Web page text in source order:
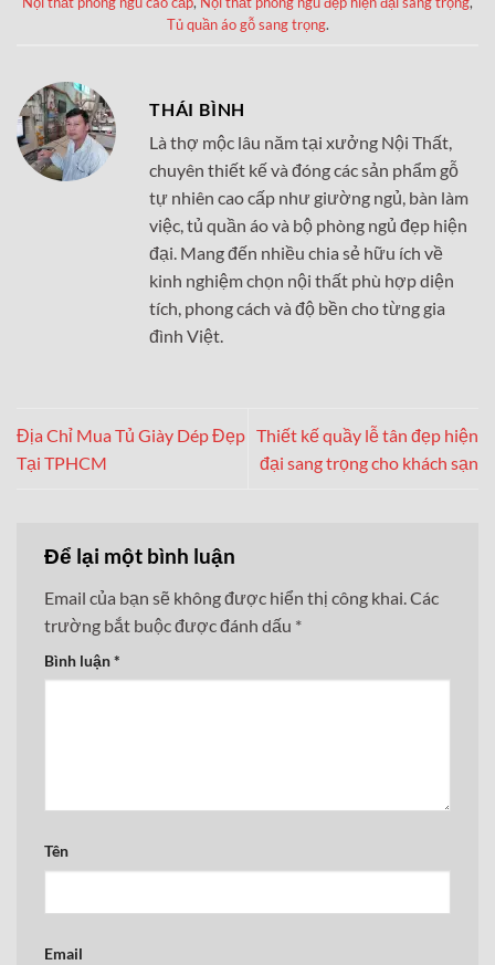
Tủ quần áo gỗ sang trọng.
THÁI BÌNH
Là thợ mộc lâu năm tại xưởng Nội Thất,
chuyên thiết kế và đóng các sản phẩm gỗ
tự nhiên cao cấp như giường ngủ, bàn làm
việc, tủ quần áo và bộ phòng ngủ đẹp hiện
đại. Mang đến nhiều chia sẻ hữu ích về
kinh nghiệm chọn nội thất phù hợp diện
tích, phong cách và độ bền cho từng gia
đình Việt.
Địa Chỉ Mua Tủ Giày Dép Đẹp
Tại TPHCM
Thiết kế quầy lễ tân đẹp hiện
đại sang trọng cho khách sạn
Để lại một bình luận
Email của bạn sẽ không được hiển thị công khai. Các
trường bắt buộc được đánh dấu *
Bình luận*
Tên
Email